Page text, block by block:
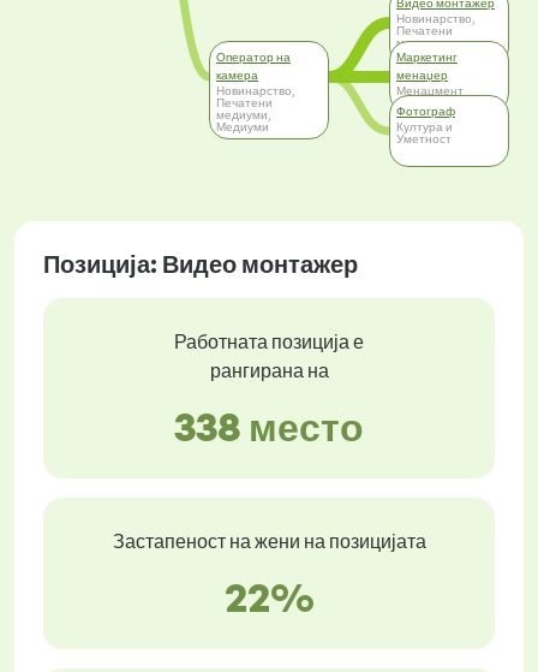
Оператор на
камера
Новинарство,
Печатени
медиуми,
Медиуми
Новинарство,
Печатени
медиуми,
Медиуми
Маркетинг
менаџер
Менаџмент
Фотограф
Култура и
Уметност
Позиција: Видео монтажер
Работната позиција е
рангирана на
338 место
Застапеност на жени на позицијата
22%